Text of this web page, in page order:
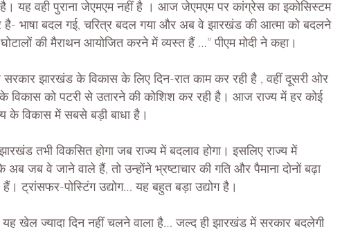
यह वही पुराना जेएमएम नहीं है । आज जेएमएम पर कांग्रेस का इकोसिस्टम
भाषा बदल गई, चरित्र बदल गया और अब वे झारखंड की आत्मा को बदलने
की मैराथन आयोजित करने में व्यस्त हैं …” पीएम मोदी ने कहा।
सरकार झारखंड के विकास के लिए दिन-रात काम कर रही है , वहीं दूसरी ओर
विकास को पटरी से उतारने की कोशिश कर रही है। आज राज्य में हर कोई
के विकास में सबसे बड़ी बाधा है।
तभी विकसित होगा जब राज्य में बदलाव होगा। इसलिए राज्य में
अब जब वे जाने वाले हैं, तो उन्होंने भ्रष्टाचार की गति और पैमाना दोनों बढ़ा
ट्रांसफर-पोस्टिंग उद्योग… यह बहुत बड़ा उद्योग है।
खेल ज्यादा दिन नहीं चलने वाला है… जल्द ही झारखंड में सरकार बदलेगी